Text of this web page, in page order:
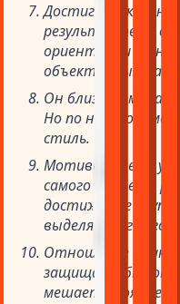
Достигает
результатов за
ориентации на
объективных
Он близок к
Но по
стиль.
Мотивы и цель:
самого процесса
достижение
выделяющего его
Отношение к
защищает
мешает